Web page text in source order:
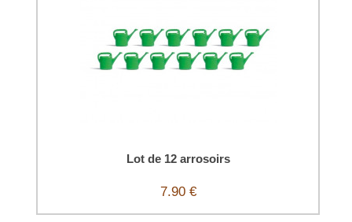
Lot de 12 arrosoirs
7.90 €